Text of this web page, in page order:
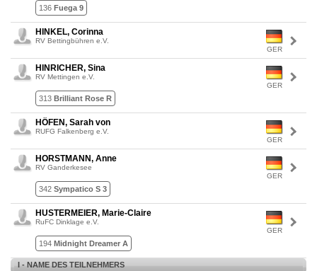
136 Fuega 9
GER
HINKEL, Corinna
RV Bettingbühren e.V.
GER
HINRICHER, Sina
RV Mettingen e.V.
313 Brilliant Rose R
GER
HÖFEN, Sarah von
RUFG Falkenberg e.V.
GER
HORSTMANN, Anne
RV Ganderkesee
342 Sympatico S 3
GER
HUSTERMEIER, Marie-Claire
RuFC Dinklage e.V.
194 Midnight Dreamer A
I - NAME DES TEILNEHMERS